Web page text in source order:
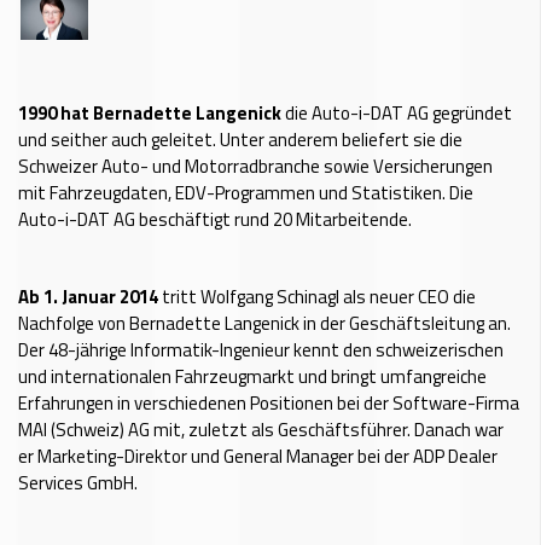
1990 hat Bernadette Langenickdie Auto-i-DAT AG gegründet
und seither auch geleitet. Unter anderem beliefert sie die
Schweizer Auto- und Motorradbranche sowie Versicherungen
mit Fahrzeugdaten, EDV-Programmen und Statistiken. Die
Auto-i-DAT AG beschäftigt rund 20 Mitarbeitende.
Ab 1. Januar 2014tritt Wolfgang Schinagl als neuer CEO die
Nachfolge von Bernadette Langenick in der Geschäftsleitung an.
Der 48-jährige Informatik-Ingenieur kennt den schweizerischen
und internationalen Fahrzeugmarkt und bringt umfangreiche
Erfahrungen in verschiedenen Positionen bei der Software-Firma
MAI (Schweiz) AG mit, zuletzt als Geschäftsführer. Danach war
er Marketing-Direktor und General Manager bei der ADP Dealer
Services GmbH.